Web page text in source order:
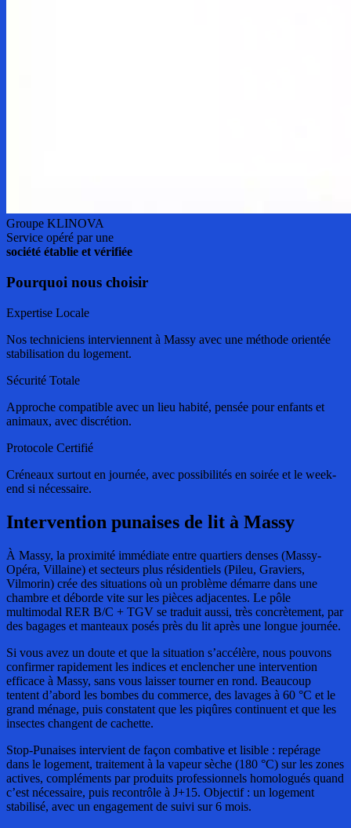
Groupe KLINOVA
Service opéré par une
société établie et vérifiée
Pourquoi nous choisir
Expertise Locale
Nos techniciens interviennent à Massy avec une méthode orientée
stabilisation du logement.
Sécurité Totale
Approche compatible avec un lieu habité, pensée pour enfants et
animaux, avec discrétion.
Protocole Certifié
Créneaux surtout en journée, avec possibilités en soirée et le week-
end si nécessaire.
Intervention punaises de lit à Massy
À Massy, la proximité immédiate entre quartiers denses (Massy-
Opéra, Villaine) et secteurs plus résidentiels (Pileu, Graviers,
Vilmorin) crée des situations où un problème démarre dans une
chambre et déborde vite sur les pièces adjacentes. Le pôle
multimodal RER B/C + TGV se traduit aussi, très concrètement, par
des bagages et manteaux posés près du lit après une longue journée.
Si vous avez un doute et que la situation s’accélère, nous pouvons
confirmer rapidement les indices et enclencher une intervention
efficace à Massy, sans vous laisser tourner en rond. Beaucoup
tentent d’abord les bombes du commerce, des lavages à 60 °C et le
grand ménage, puis constatent que les piqûres continuent et que les
insectes changent de cachette.
Stop-Punaises intervient de façon combative et lisible : repérage
dans le logement, traitement à la vapeur sèche (180 °C) sur les zones
actives, compléments par produits professionnels homologués quand
c’est nécessaire, puis recontrôle à J+15. Objectif : un logement
stabilisé, avec un engagement de suivi sur 6 mois.